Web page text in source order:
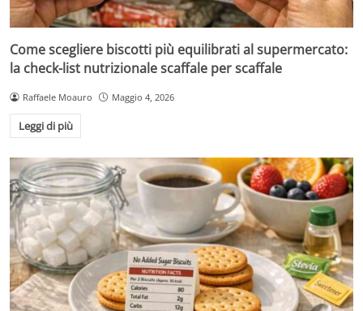
Come scegliere biscotti più equilibrati al supermercato:
la check-list nutrizionale scaffale per scaffale
Raffaele Moauro Maggio 4, 2026
Leggi di più